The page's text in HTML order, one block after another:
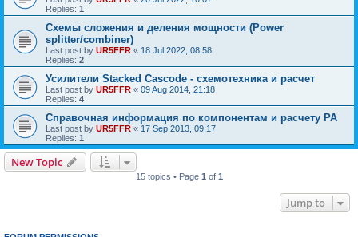
Replies: 1
Схемы сложения и деления мощности (Power
splitter/combiner)
Last post by UR5FFR « 18 Jul 2022, 08:58
Replies: 2
Усилители Stacked Cascode - схемотехника и расчет
Last post by UR5FFR « 09 Aug 2014, 21:18
Replies: 4
Справочная информация по компонентам и расчету PA
Last post by UR5FFR « 17 Sep 2013, 09:17
Replies: 1
New Topic
15 topics • Page 1 of 1
Jump to